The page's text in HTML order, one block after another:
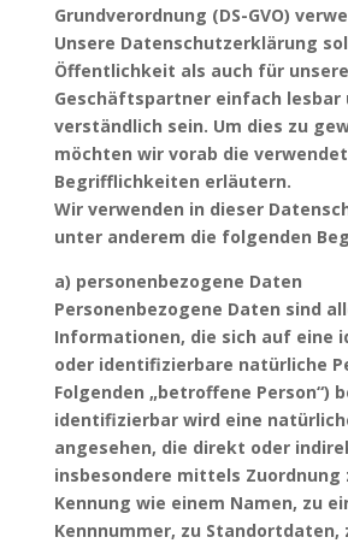
Grundverordnung (DS-GVO)
Unsere Datenschutzerklärung
Öffentlichkeit als auch für
Geschäftspartner einfach lesbar
verständlich sein. Um dies zu
möchten wir vorab die
Begrifflichkeiten erläutern.
Wir verwenden in dieser
unter anderem die folgenden
a) personenbezogene Daten
Personenbezogene Daten sind
Informationen, die sich auf eine
oder identifizierbare natürliche
Folgenden „betroffene Person“)
identifizierbar wird eine
angesehen, die direkt oder
insbesondere mittels Zuordnung
Kennung wie einem Namen, zu
Kennnummer, zu Standortdaten,